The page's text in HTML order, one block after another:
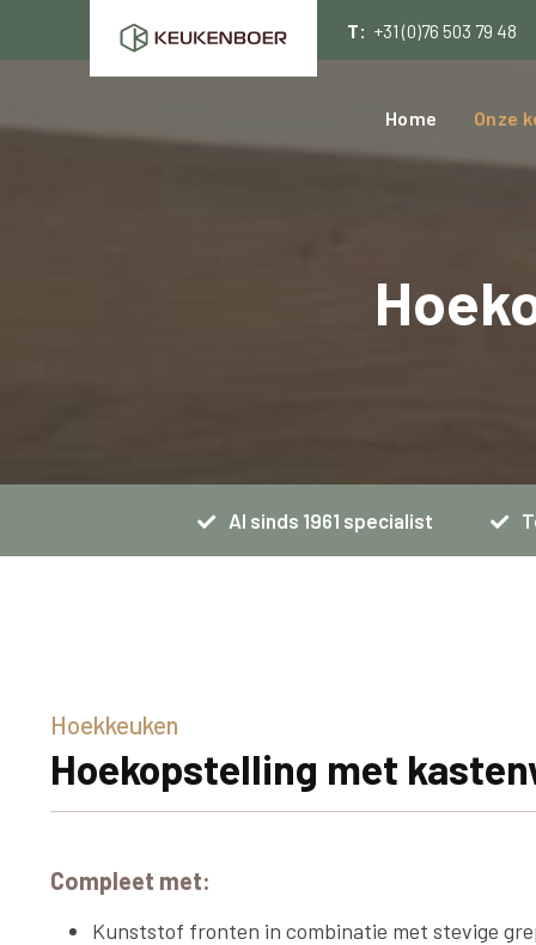
T: +31 (0)76 503 79 48
Home Onze
Al sinds 1961 specialist
Hoekkeuken
Hoekopstelling met
Compleet met:
Kunststof fronten in combinatie met stevige